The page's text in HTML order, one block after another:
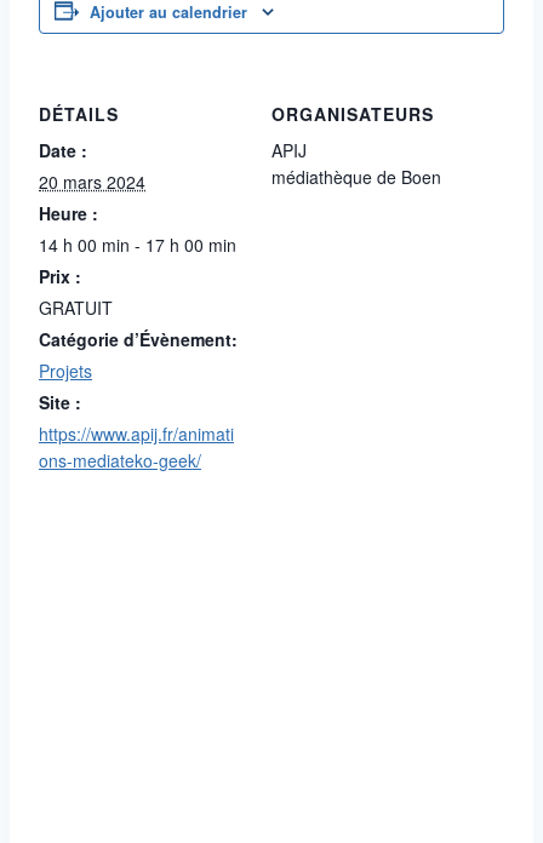
Ajouter au calendrier
DÉTAILS
Date :
20 mars 2024
Heure :
14 h 00 min - 17 h 00 min
Prix :
GRATUIT
Catégorie d’Évènement:
Projets
Site :
https://www.apij.fr/animati
ons-mediateko-geek/
ORGANISATEURS
APIJ
médiathèque de Boen